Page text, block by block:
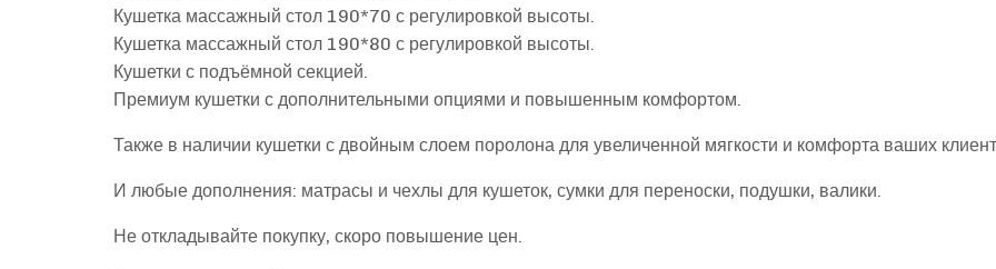
Кушетка массажный стол 190*70 с регулировкой высоты.
Кушетка массажный стол 190*80 с регулировкой высоты.
Кушетки с подъёмной секцией.
Премиум кушетки с дополнительными опциями и повышенным комфортом.
Также в наличии кушетки с двойным слоем поролона для увеличенной мягкости и комфорта ваших
И любые дополнения: матрасы и чехлы для кушеток, сумки для переноски, подушки, валики.
Не откладывайте покупку, скоро повышение цен.